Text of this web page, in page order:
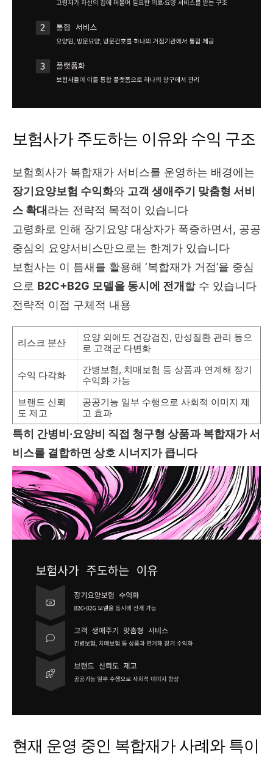
보험사가 주도하는 이유와 수익 구조
보험회사가 복합재가 서비스를 운영하는 배경에는
장기요양보험 수익화와 고객 생애주기 맞춤형 서비
스 확대라는 전략적 목적이 있습니다
고령화로 인해 장기요양 대상자가 폭증하면서, 공공
중심의 요양서비스만으로는 한계가 있습니다
보험사는 이 틈새를 활용해 ‘복합재가 거점’을 중심
으로 B2C+B2G 모델을 동시에 전개할 수 있습니다
전략적 이점 구체적 내용
리스크 분산
요양 외에도 건강검진, 만성질환 관리 등으
로 고객군 다변화
수익 다각화
간병보험, 치매보험 등 상품과 연계해 장기
수익화 가능
브랜드 신뢰
도 제고
공공기능 일부 수행으로 사회적 이미지 제
고 효과
특히 간병비·요양비 직접 청구형 상품과 복합재가 서
비스를 결합하면 상호 시너지가 큽니다
현재 운영 중인 복합재가 사례와 특이